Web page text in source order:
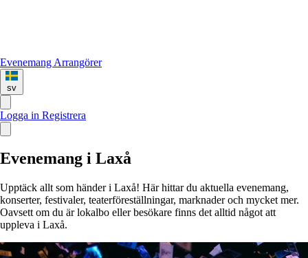
Evenemang Arrangörer
sv
Logga in Registrera
Evenemang i Laxå
Upptäck allt som händer i Laxå! Här hittar du aktuella evenemang,
konserter, festivaler, teaterföreställningar, marknader och mycket mer.
Oavsett om du är lokalbo eller besökare finns det alltid något att
uppleva i Laxå.